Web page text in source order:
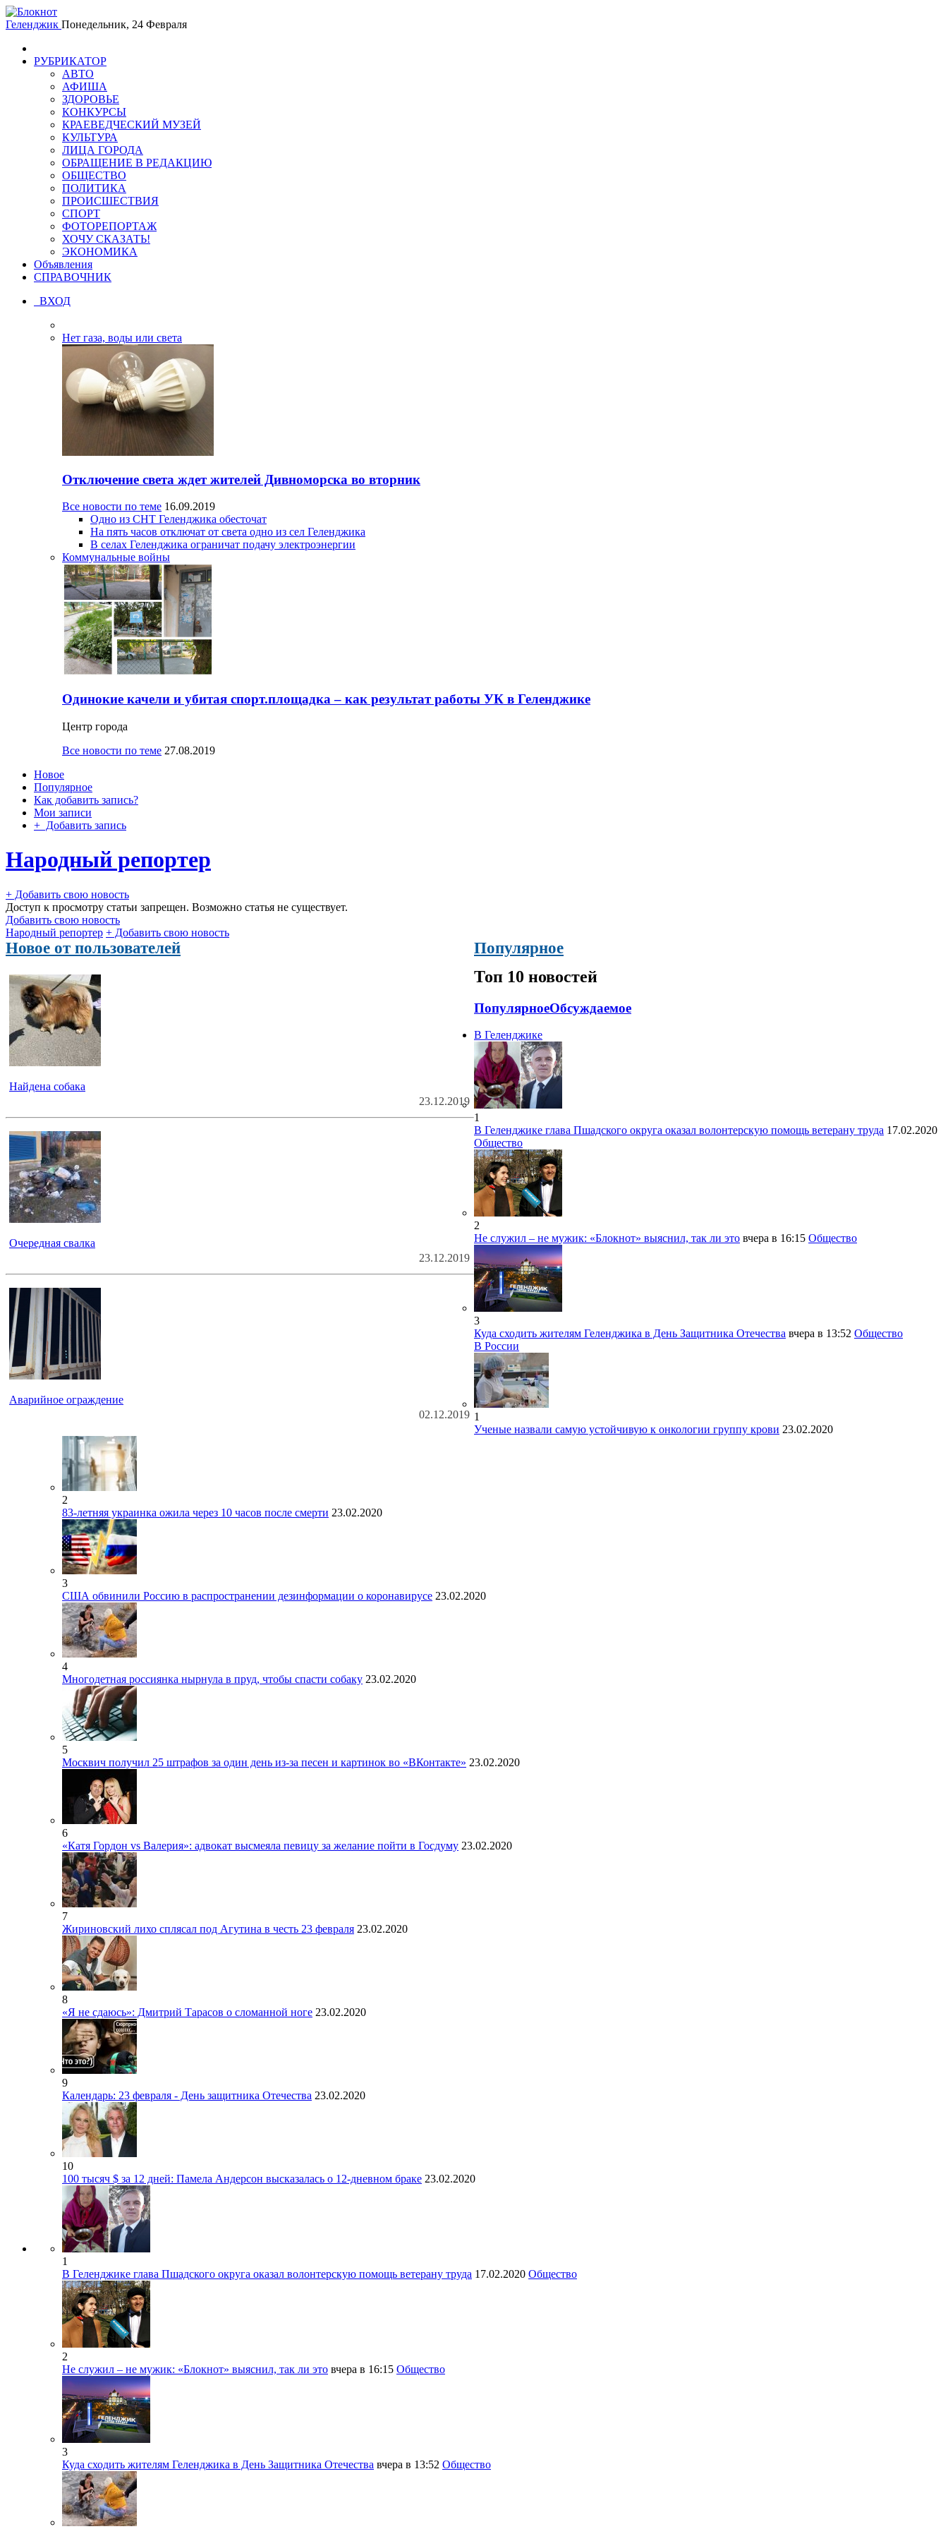
Геленджик Понедельник, 24 Февраля
РУБРИКАТОР
АВТО
АФИША
ЗДОРОВЬЕ
КОНКУРСЫ
КРАЕВЕДЧЕСКИЙ МУЗЕЙ
КУЛЬТУРА
ЛИЦА ГОРОДА
ОБРАЩЕНИЕ В РЕДАКЦИЮ
ОБЩЕСТВО
ПОЛИТИКА
ПРОИСШЕСТВИЯ
СПОРТ
ФОТОРЕПОРТАЖ
ХОЧУ СКАЗАТЬ!
ЭКОНОМИКА
Объявления
СПРАВОЧНИК
ВХОД
Нет газа, воды или света
Отключение света ждет жителей Дивноморска во вторник
Все новости по теме 16.09.2019
Одно из СНТ Геленджика обесточат
На пять часов отключат от света одно из сел Геленджика
В селах Геленджика ограничат подачу электроэнергии
Коммунальные войны
Одинокие качели и убитая спорт.площадка – как результат работы УК в Геленджике
Центр города
Все новости по теме 27.08.2019
Новое
Популярное
Как добавить запись?
Мои записи
+ Добавить запись
Народный репортер
+ Добавить свою новость
Доступ к просмотру статьи запрещен. Возможно статья не существует.
Добавить свою новость
Народный репортер + Добавить свою новость
Новое от пользователей
Найдена собака
23.12.2019
Очередная свалка
23.12.2019
Аварийное ограждение
02.12.2019
Популярное
Топ 10 новостей
ПопулярноеОбсуждаемое
В Геленджике
1
В Геленджике глава Пшадского округа оказал волонтерскую помощь ветерану труда 17.02.2020
Общество
2
Не служил – не мужик: «Блокнот» выяснил, так ли это вчера в 16:15 Общество
3
Куда сходить жителям Геленджика в День Защитника Отечества вчера в 13:52 Общество
В России
1
Ученые назвали самую устойчивую к онкологии группу крови 23.02.2020
2
83-летняя украинка ожила через 10 часов после смерти 23.02.2020
3
США обвинили Россию в распространении дезинформации о коронавирусе 23.02.2020
4
Многодетная россиянка нырнула в пруд, чтобы спасти собаку 23.02.2020
5
Москвич получил 25 штрафов за один день из-за песен и картинок во «ВКонтакте» 23.02.2020
6
«Катя Гордон vs Валерия»: адвокат высмеяла певицу за желание пойти в Госдуму 23.02.2020
7
Жириновский лихо сплясал под Агутина в честь 23 февраля 23.02.2020
8
«Я не сдаюсь»: Дмитрий Тарасов о сломанной ноге 23.02.2020
9
Календарь: 23 февраля - День защитника Отечества 23.02.2020
10
100 тысяч $ за 12 дней: Памела Андерсон высказалась о 12-дневном браке 23.02.2020
1
В Геленджике глава Пшадского округа оказал волонтерскую помощь ветерану труда 17.02.2020 Общество
2
Не служил – не мужик: «Блокнот» выяснил, так ли это вчера в 16:15 Общество
3
Куда сходить жителям Геленджика в День Защитника Отечества вчера в 13:52 Общество